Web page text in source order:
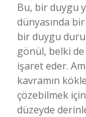
Bu, bir duygu
dünyasında
bir duygu
gönül, belki
işaret eder.
kavramın
çözebilmek
düzeyde